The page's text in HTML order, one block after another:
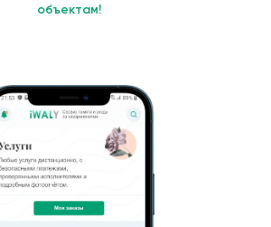
объектам!